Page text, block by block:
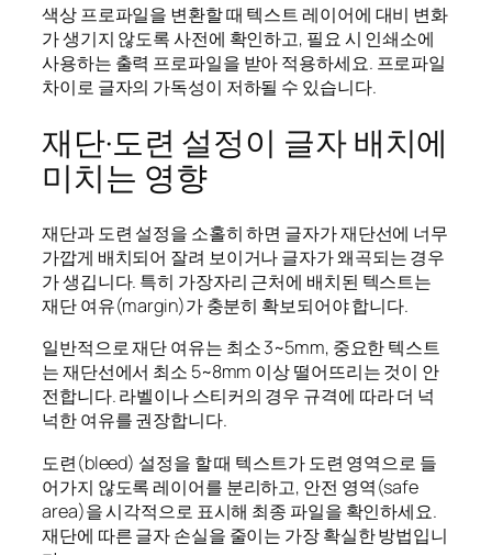
색상 프로파일을 변환할 때 텍스트 레이어에 대비 변화
가 생기지 않도록 사전에 확인하고, 필요 시 인쇄소에
사용하는 출력 프로파일을 받아 적용하세요. 프로파일
차이로 글자의 가독성이 저하될 수 있습니다.
재단·도련 설정이 글자 배치에
미치는 영향
재단과 도련 설정을 소홀히 하면 글자가 재단선에 너무
가깝게 배치되어 잘려 보이거나 글자가 왜곡되는 경우
가 생깁니다. 특히 가장자리 근처에 배치된 텍스트는
재단 여유(margin)가 충분히 확보되어야 합니다.
일반적으로 재단 여유는 최소 3~5mm, 중요한 텍스트
는 재단선에서 최소 5~8mm 이상 떨어뜨리는 것이 안
전합니다. 라벨이나 스티커의 경우 규격에 따라 더 넉
넉한 여유를 권장합니다.
도련(bleed) 설정을 할 때 텍스트가 도련 영역으로 들
어가지 않도록 레이어를 분리하고, 안전 영역(safe
area)을 시각적으로 표시해 최종 파일을 확인하세요.
재단에 따른 글자 손실을 줄이는 가장 확실한 방법입니